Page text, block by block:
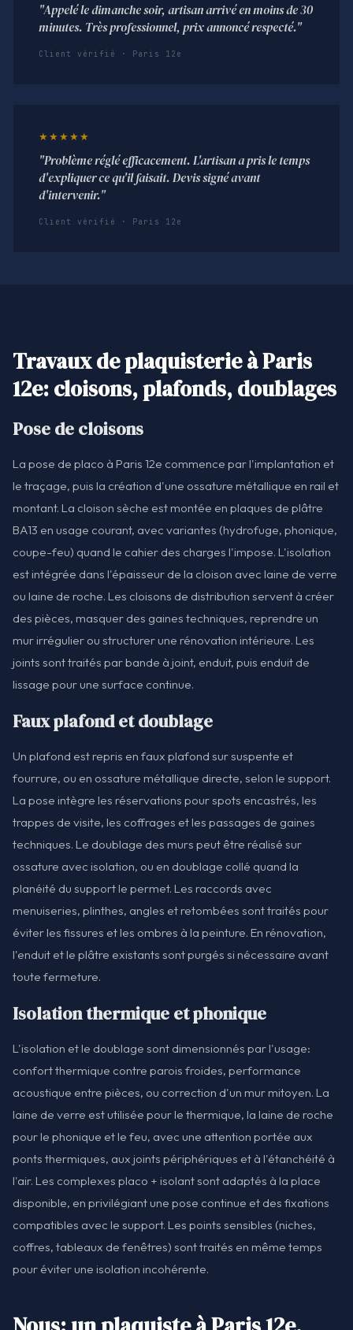
"Appelé le dimanche soir, artisan arrivé en moins de 30
minutes. Très professionnel, prix annoncé respecté."
Client vérifié · Paris 12e
★★★★★
"Problème réglé efficacement. L'artisan a pris le temps
d'expliquer ce qu'il faisait. Devis signé avant
d'intervenir."
Client vérifié · Paris 12e
Travaux de plaquisterie à Paris
12e: cloisons, plafonds, doublages
Pose de cloisons
La pose de placo à Paris 12e commence par l'implantation et
le traçage, puis la création d'une ossature métallique en rail et
montant. La cloison sèche est montée en plaques de plâtre
BA13 en usage courant, avec variantes (hydrofuge, phonique,
coupe-feu) quand le cahier des charges l'impose. L'isolation
est intégrée dans l'épaisseur de la cloison avec laine de verre
ou laine de roche. Les cloisons de distribution servent à créer
des pièces, masquer des gaines techniques, reprendre un
mur irrégulier ou structurer une rénovation intérieure. Les
joints sont traités par bande à joint, enduit, puis enduit de
lissage pour une surface continue.
Faux plafond et doublage
Un plafond est repris en faux plafond sur suspente et
fourrure, ou en ossature métallique directe, selon le support.
La pose intègre les réservations pour spots encastrés, les
trappes de visite, les coffrages et les passages de gaines
techniques. Le doublage des murs peut être réalisé sur
ossature avec isolation, ou en doublage collé quand la
planéité du support le permet. Les raccords avec
menuiseries, plinthes, angles et retombées sont traités pour
éviter les fissures et les ombres à la peinture. En rénovation,
l'enduit et le plâtre existants sont purgés si nécessaire avant
toute fermeture.
Isolation thermique et phonique
L'isolation et le doublage sont dimensionnés par l'usage:
confort thermique contre parois froides, performance
acoustique entre pièces, ou correction d'un mur mitoyen. La
laine de verre est utilisée pour le thermique, la laine de roche
pour le phonique et le feu, avec une attention portée aux
ponts thermiques, aux joints périphériques et à l'étanchéité à
l'air. Les complexes placo + isolant sont adaptés à la place
disponible, en privilégiant une pose continue et des fixations
compatibles avec le support. Les points sensibles (niches,
coffres, tableaux de fenêtres) sont traités en même temps
pour éviter une isolation incohérente.